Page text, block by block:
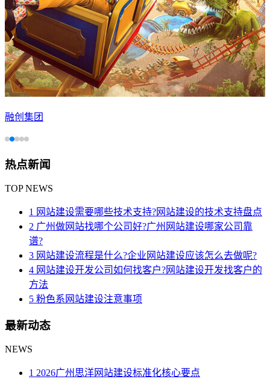
融创集团
热点新闻
TOP NEWS
1 网站建设需要哪些技术支持?网站建设的技术支持盘点
2 广州做网站找哪个公司好?广州网站建设哪家公司靠
谱?
3 网站建设流程是什么?企业网站建设应该怎么去做呢?
4 网站建设开发公司如何找客户?网站建设开发找客户的
方法
5 粉色系网站建设注意事项
最新动态
NEWS
1 2026广州思洋网站建设标准化核心要点